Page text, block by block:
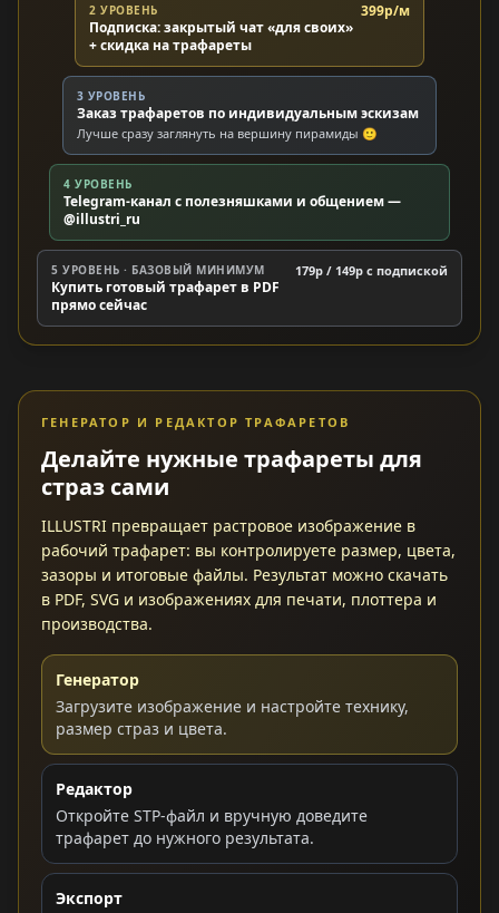
2 УРОВЕНЬ
Подписка: закрытый чат «для своих»
+ скидка на трафареты
399р/м
3 УРОВЕНЬ
Заказ трафаретов по индивидуальным эскизам
Лучше сразу заглянуть на вершину пирамиды 🙂
4 УРОВЕНЬ
Telegram-канал с полезняшками и общением —
@illustri_ru
5 УРОВЕНЬ · БАЗОВЫЙ МИНИМУМ
Купить готовый трафарет в PDF
прямо сейчас
179р / 149р c подпиской
ГЕНЕРАТОР И РЕДАКТОР ТРАФАРЕТОВ
Делайте нужные трафареты для
страз сами
ILLUSTRI превращает растровое изображение в
рабочий трафарет: вы контролируете размер, цвета,
зазоры и итоговые файлы. Результат можно скачать
в PDF, SVG и изображениях для печати, плоттера и
производства.
Генератор
Загрузите изображение и настройте технику,
размер страз и цвета.
Редактор
Откройте STP-файл и вручную доведите
трафарет до нужного результата.
Экспорт